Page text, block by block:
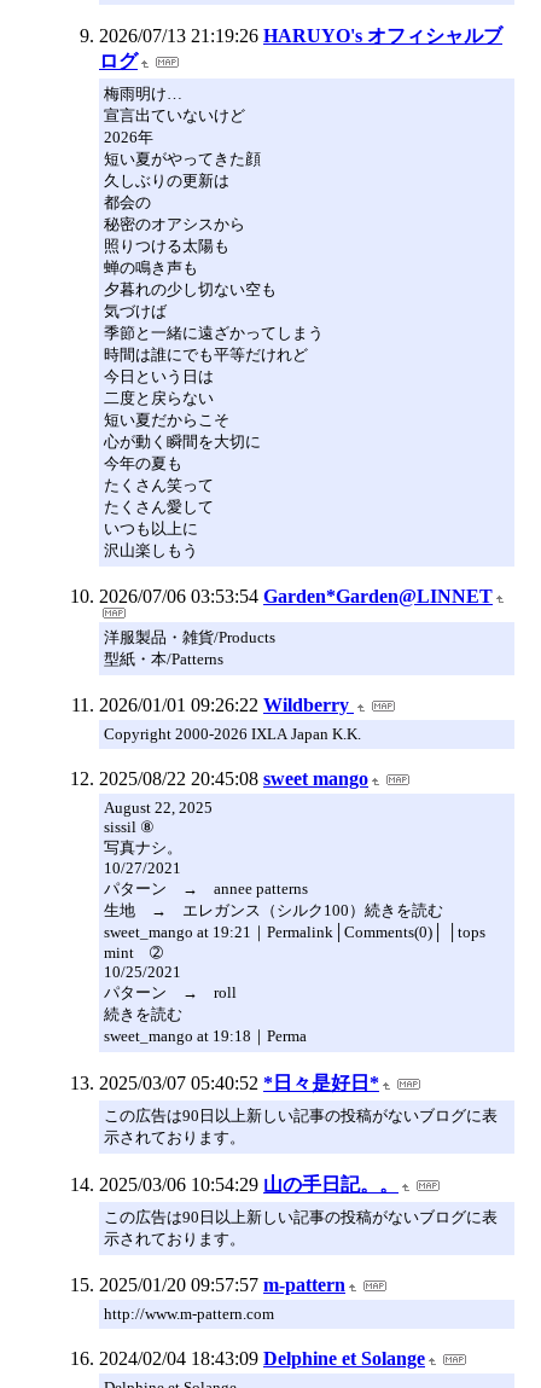
2026/07/13 21:19:26 HARUYO's オフィシャルブ
ログ
梅雨明け…
宣言出ていないけど
2026年
短い夏がやってきた顔
久しぶりの更新は
都会の
秘密のオアシスから
照りつける太陽も
蝉の鳴き声も
夕暮れの少し切ない空も
気づけば
季節と一緒に遠ざかってしまう
時間は誰にでも平等だけれど
今日という日は
二度と戻らない
短い夏だからこそ
心が動く瞬間を大切に
今年の夏も
たくさん笑って
たくさん愛して
いつも以上に
沢山楽しもう
2026/07/06 03:53:54 Garden*Garden@LINNET
洋服製品・雑貨/Products
型紙・本/Patterns
2026/01/01 09:26:22 Wildberry
Copyright 2000-2026 IXLA Japan K.K.
2025/08/22 20:45:08 sweet mango
August 22, 2025
sissil ⑧
写真ナシ。
10/27/2021
パターン → annee patterns
生地 → エレガンス（シルク100）続きを読む
sweet_mango at 19:21｜Permalink│Comments(0)│ │tops
mint ➁
10/25/2021
パターン → roll
続きを読む
sweet_mango at 19:18｜Perma
2025/03/07 05:40:52 *日々是好日*
この広告は90日以上新しい記事の投稿がないブログに表
示されております。
2025/03/06 10:54:29 山の手日記。。
この広告は90日以上新しい記事の投稿がないブログに表
示されております。
2025/01/20 09:57:57 m-pattern
http://www.m-pattern.com
2024/02/04 18:43:09 Delphine et Solange